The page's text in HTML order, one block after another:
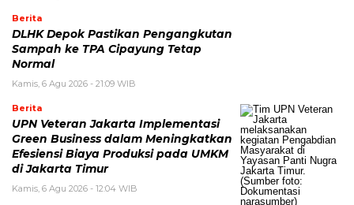
Berita
DLHK Depok Pastikan Pengangkutan
Sampah ke TPA Cipayung Tetap
Normal
Kamis, 6 Agu 2026 - 21:09 WIB
Berita
UPN Veteran Jakarta Implementasi
Green Business dalam Meningkatkan
Efesiensi Biaya Produksi pada UMKM
di Jakarta Timur
Kamis, 6 Agu 2026 - 12:04 WIB